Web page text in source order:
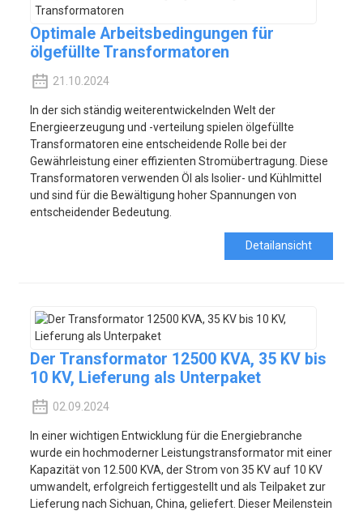
Optimale Arbeitsbedingungen für
ölgefüllte Transformatoren
21.10.2024
In der sich ständig weiterentwickelnden Welt der
Energieerzeugung und -verteilung spielen ölgefüllte
Transformatoren eine entscheidende Rolle bei der
Gewährleistung einer effizienten Stromübertragung. Diese
Transformatoren verwenden Öl als Isolier- und Kühlmittel
und sind für die Bewältigung hoher Spannungen von
entscheidender Bedeutung.
Detailansicht
Der Transformator 12500 KVA, 35 KV bis
10 KV, Lieferung als Unterpaket
02.09.2024
In einer wichtigen Entwicklung für die Energiebranche
wurde ein hochmoderner Leistungstransformator mit einer
Kapazität von 12.500 KVA, der Strom von 35 KV auf 10 KV
umwandelt, erfolgreich fertiggestellt und als Teilpaket zur
Lieferung nach Sichuan, China, geliefert. Dieser Meilenstein